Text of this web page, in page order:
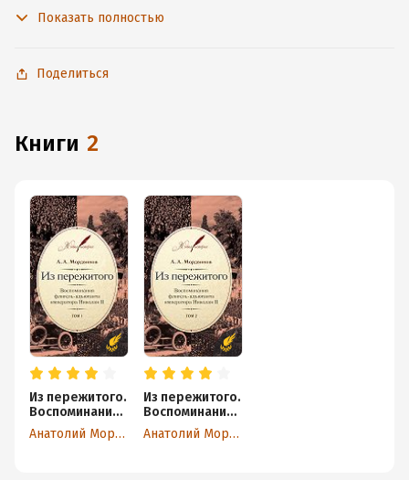
без подключения к интернету.
Показать полностью
Поделиться
книги 2
Из пережитого.
Воспоминания
флигель-
адъютанта
Анатолий Мордвинов
Из пережитого.
Воспоминания
флигель-
адъютанта
Анатолий Мордвинов